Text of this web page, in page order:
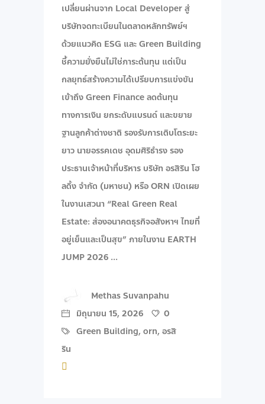
เปลี่ยนผ่านจาก Local Developer สู่
บริษัทจดทะเบียนในตลาดหลักทรัพย์ฯ
ด้วยแนวคิด ESG และ Green Building
ชี้ความยั่งยืนไม่ใช่ภาระต้นทุน แต่เป็น
กลยุทธ์สร้างความได้เปรียบการแข่งขัน
เข้าถึง Green Finance ลดต้นทุน
ทางการเงิน ยกระดับแบรนด์ และขยาย
ฐานลูกค้าต่างชาติ รองรับการเติบโตระยะ
ยาว นายอรรคเดช อุดมศิริธำรง รอง
ประธานเจ้าหน้าที่บริหาร บริษัท อรสิริน โฮ
ลดิ้ง จํากัด (มหาชน) หรือ ORN เปิดเผย
ในงานเสวนา “Real Green Real
Estate: ส่องอนาคตธุรกิจอสังหาฯ ไทยที่
อยู่เย็นและเป็นสุข” ภายในงาน EARTH
JUMP 2026
Methas Suvanpahu
มิถุนายน 15, 2026
0
Green Building, orn, อรสิ
ริน